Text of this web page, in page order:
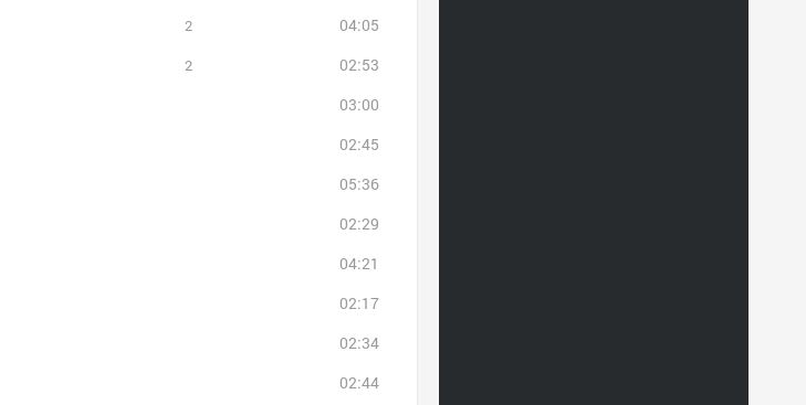
2
04:05
2
02:53
03:00
02:45
05:36
02:29
04:21
02:17
02:34
02:44